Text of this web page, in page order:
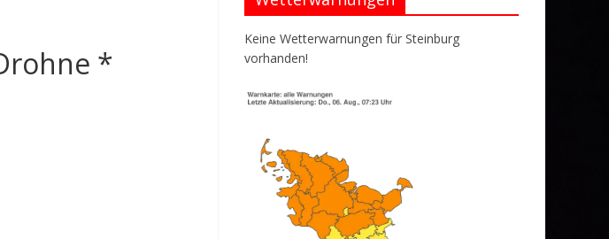
*
Keine Wetterwarnungen für Steinburg
vorhanden!